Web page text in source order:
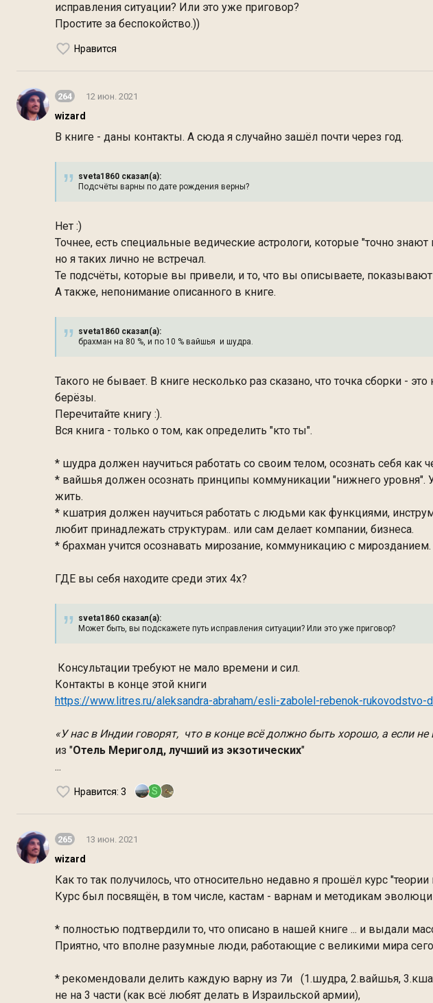
исправления ситуации? Или это уже приговор?
Простите за беспокойство.))
Нравится
264 12 июн. 2021
wizard
В книге - даны контакты. А сюда я случайно зашёл почти через год.
sveta1860 сказал(а):
Подсчёты варны по дате рождения верны?
Нет :)
Точнее, есть специальные ведические астрологи, которые "точно
но я таких лично не встречал.
Те подсчёты, которые вы привели, и то, что вы описываете,
А также, непонимание описанного в книге.
sveta1860 сказал(а):
брахман на 80 %, и по 10 % вайшья и шудра.
Такого не бывает. В книге несколько раз сказано, что точка сборки -
берёзы.
Перечитайте книгу :).
Вся книга - только о том, как определить "кто ты".
* шудра должен научиться работать со своим телом, осознать себя как
* вайшья должен осознать принципы коммуникации "нижнего
жить.
* кшатрия должен научиться работать с людьми как функциями,
любит принадлежать структурам.. или сам делает компании, бизнеса.
* брахман учится осознавать мирозание, коммуникацию с мирозданием.
ГДЕ вы себя находите среди этих 4х?
sveta1860 сказал(а):
Может быть, вы подскажете путь исправления ситуации? Или это уже приговор?
Консультации требуют не мало времени и сил.
Контакты в конце этой книги
https://www.litres.ru/aleksandra-abraham/esli-zabolel-rebenok-rukovodstvo-
«У нас в Индии говорят, что в конце всё должно быть хорошо, а если не
из "Отель Мериголд, лучший из экзотических"
...
Нравится: 3 S
265 13 июн. 2021
wizard
Как то так получилось, что относительно недавно я прошёл курс
Курс был посвящён, в том числе, кастам - варнам и методикам
* полностью подтвердили то, что описано в нашей книге ... и выдали
Приятно, что вполне разумные люди, работающие с великими мира сего,
* рекомендовали делить каждую варну из 7и (1.шудра, 2.вайшья,
не на 3 части (как всё любят делать в Израильской армии),